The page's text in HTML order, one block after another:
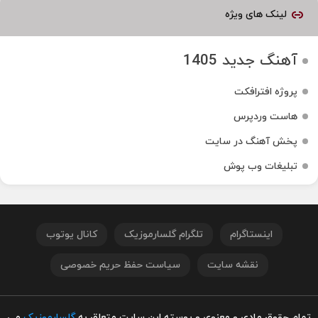
لینک های ویژه
آهنگ جدید 1405
پروژه افترافکت
هاست وردپرس
پخش آهنگ در سایت
تبلیغات وب پوش
اینستاگرام تلگرام گلسارموزیک کانال یوتوب
نقشه سایت سیاست حفظ حریم خصوصی